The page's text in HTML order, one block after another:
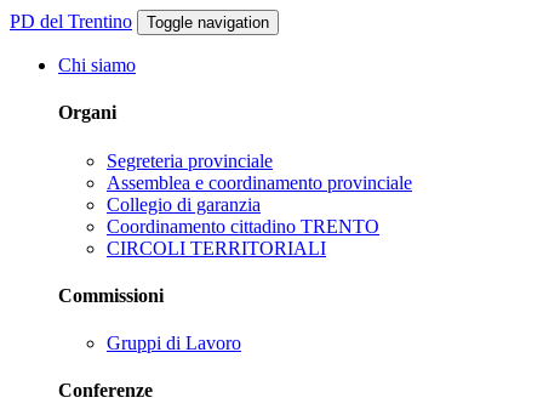
PD del Trentino Toggle navigation
Chi siamo
Organi
Segreteria provinciale
Assemblea e coordinamento provinciale
Collegio di garanzia
Coordinamento cittadino TRENTO
CIRCOLI TERRITORIALI
Commissioni
Gruppi di Lavoro
Conferenze